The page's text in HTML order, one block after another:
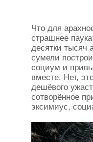
Что для
страшнее
десятки тысяч
сумели
социум и
вместе. Нет,
дешёвого
сотворённое
эксимиус,